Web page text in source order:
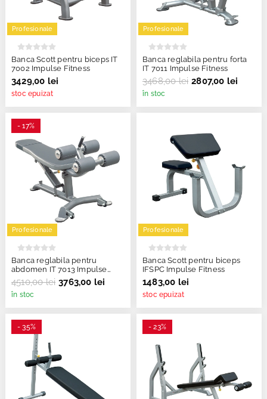
Profesionale
Banca Scott pentru biceps IT
7002 Impulse Fitness
3429,00 lei
stoc epuizat
Profesionale
Banca reglabila pentru forta
IT 7011 Impulse Fitness
3468,00 lei 2807,00 lei
în stoc
- 17%
Profesionale
Banca reglabila pentru
abdomen IT 7013 Impulse
Fitness
4510,00 lei 3763,00 lei
în stoc
Profesionale
Banca Scott pentru biceps
IFSPC Impulse Fitness
1483,00 lei
stoc epuizat
- 35% - 23%